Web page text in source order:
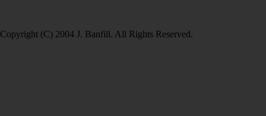
Copyright (C) 2004 J. Banfill. All Rights Reserved.